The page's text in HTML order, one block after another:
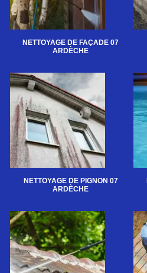
NETTOYAGE DE FAÇADE 07
ARDÈCHE
NETTOYAGE DE PIGNON 07
ARDÈCHE